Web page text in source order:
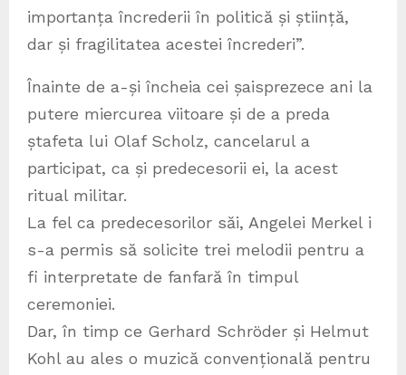
importanța încrederii în politică și știință,
dar și fragilitatea acestei încrederi”.
Înainte de a-și încheia cei șaisprezece ani la
putere miercurea viitoare și de a preda
ștafeta lui Olaf Scholz, cancelarul a
participat, ca și predecesorii ei, la acest
ritual militar.
La fel ca predecesorilor săi, Angelei Merkel i
s-a permis să solicite trei melodii pentru a
fi interpretate de fanfară în timpul
ceremoniei.
Dar, în timp ce Gerhard Schröder și Helmut
Kohl au ales o muzică convențională pentru